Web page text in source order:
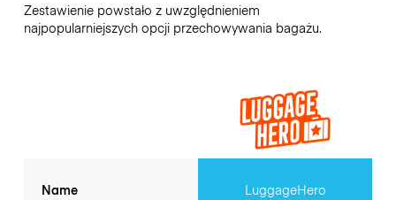
Zestawienie powstało z uwzględnieniem
najpopularniejszych opcji przechowywania bagażu.
Name LuggageHero